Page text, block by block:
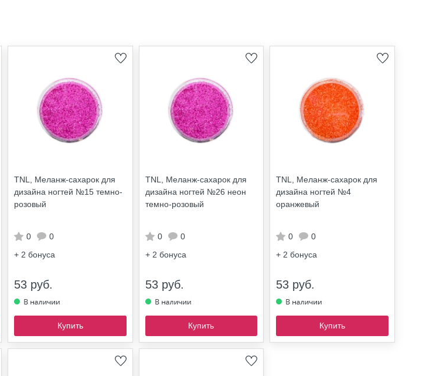
TNL, Меланж-сахарок для
дизайна ногтей №15 темно-
розовый
0
0
+ 2 бонуса
53 руб.
Купить
TNL, Меланж-сахарок для
дизайна ногтей №26 неон
темно-розовый
0
0
+ 2 бонуса
53 руб.
Купить
TNL, Меланж-сахарок для
дизайна ногтей №4
оранжевый
0
0
+ 2 бонуса
53 руб.
Купить